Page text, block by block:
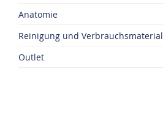
Anatomie
Reinigung und Verbrauchsmaterial
Outlet